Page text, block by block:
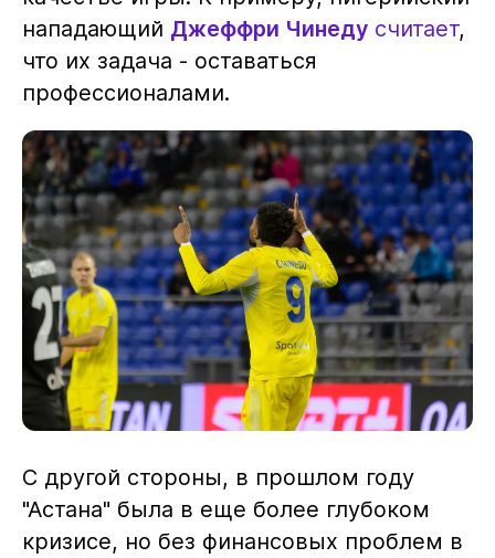
нападающий Джеффри Чинеду считает,
что их задача - оставаться
профессионалами.
С другой стороны, в прошлом году
"Астана" была в еще более глубоком
кризисе, но без финансовых проблем в